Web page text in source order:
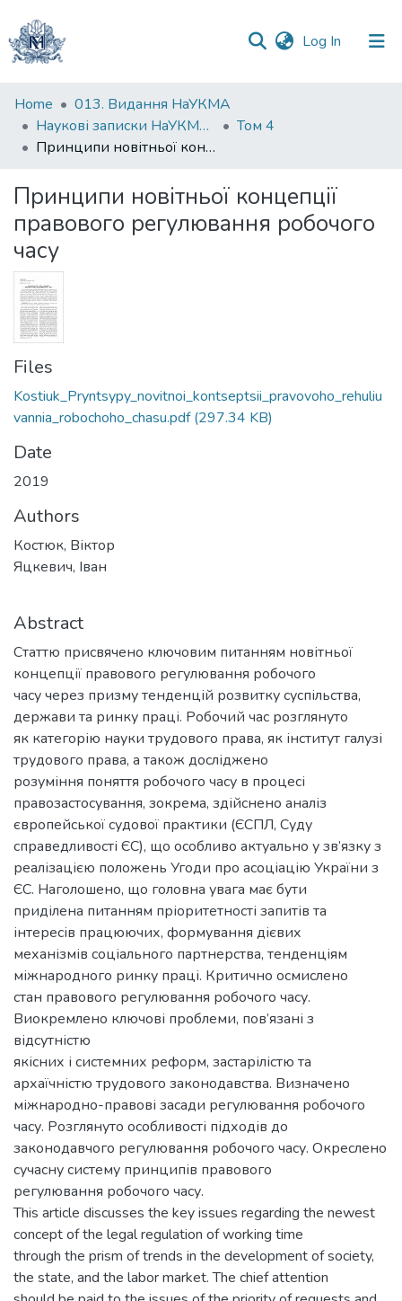
Log In (current)
Communities
&
Collections
Statistics
Home
013. Видання НаУКМА
Наукові записки НаУКМА. Юридичні науки
Том 4
Принципи новітньої концепції правового регулювання робочого часу
Принципи новітньої концепції
правового регулювання робочого
часу
Files
Kostiuk_Pryntsypy_novitnoi_kontseptsii_pravovoho_rehuliu
vannia_robochoho_chasu.pdf(297.34 KB)
Date
2019
Authors
Костюк, Віктор
Яцкевич, Іван
Abstract
Статтю присвячено ключовим питанням новітньої
концепції правового регулювання робочого
часу через призму тенденцій розвитку суспільства,
держави та ринку праці. Робочий час розглянуто
як категорію науки трудового права, як інститут галузі
трудового права, а також досліджено
розуміння поняття робочого часу в процесі
правозастосування, зокрема, здійснено аналіз
європейської судової практики (ЄСПЛ, Суду
справедливості ЄС), що особливо актуально у зв’язку з
реалізацією положень Угоди про асоціацію України з
ЄС. Наголошено, що головна увага має бути
приділена питанням пріоритетності запитів та
інтересів працюючих, формування дієвих
механізмів соціального партнерства, тенденціям
міжнародного ринку праці. Критично осмислено
стан правового регулювання робочого часу.
Виокремлено ключові проблеми, пов’язані з
відсутністю
якісних і системних реформ, застарілістю та
архаїчністю трудового законодавства. Визначено
міжнародно-правові засади регулювання робочого
часу. Розглянуто особливості підходів до
законодавчого регулювання робочого часу. Окреслено
сучасну систему принципів правового
регулювання робочого часу.
This article discusses the key issues regarding the newest
concept of the legal regulation of working time
through the prism of trends in the development of society,
the state, and the labor market. The chief attention